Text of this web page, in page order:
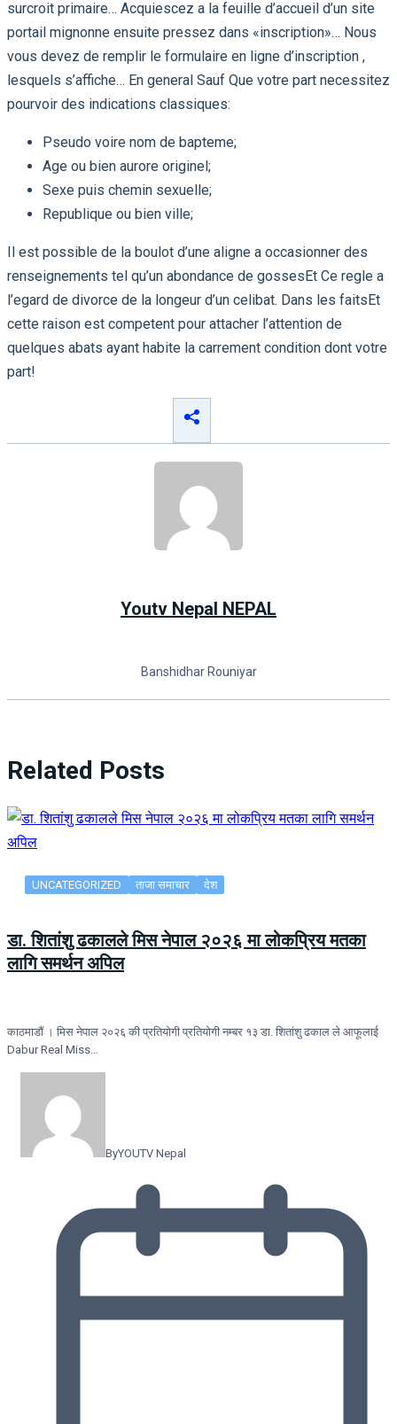
surcroit primaire… Acquiescez a la feuille d’accueil d’un site
portail mignonne ensuite pressez dans «inscription»… Nous
vous devez de remplir le formulaire en ligne d’inscription ,
lesquels s’affiche… En general Sauf Que votre part necessitez
pourvoir des indications classiques:
Pseudo voire nom de bapteme;
Age ou bien aurore originel;
Sexe puis chemin sexuelle;
Republique ou bien ville;
Il est possible de la boulot d’une aligne a occasionner des
renseignements tel qu’un abondance de gossesEt Ce regle a
l’egard de divorce de la longeur d’un celibat. Dans les faitsEt
cette raison est competent pour attacher l’attention de
quelques abats ayant habite la carrement condition dont votre
part!
Youtv Nepal NEPAL
Banshidhar Rouniyar
Related Posts
UNCATEGORIZED ताजा समाचार देश
डा. शितांशु ढकालले मिस नेपाल २०२६ मा लोकप्रिय मतका
लागि समर्थन अपिल
काठमाडौं । मिस नेपाल २०२६ की प्रतियोगी प्रतियोगी नम्बर १३ डा. शितांशु ढकाल ले आफूलाई
Dabur Real Miss…
ByYOUTV Nepal